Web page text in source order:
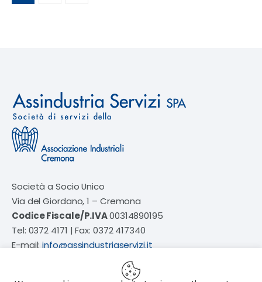
Società a Socio Unico
Via del Giordano, 1 – Cremona
Codice Fiscale/P.IVA00314890195
Tel: 0372 4171 | Fax: 0372 417340
E-mail:info@assindustriaservizi.it